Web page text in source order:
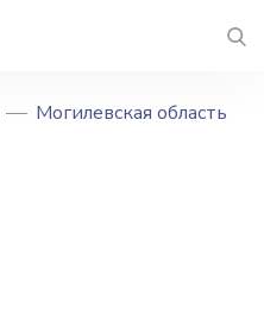
Могилевская область